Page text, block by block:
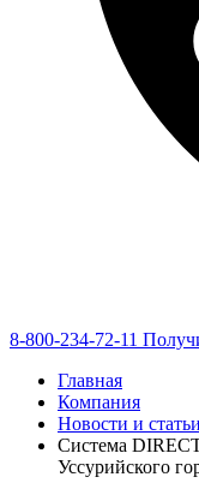
8-800-234-72-11
Главная
Компания
Новости и статьи
Система
Уссурийского